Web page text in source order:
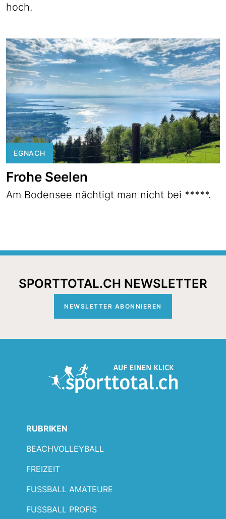
hoch.
EGNACH
Frohe Seelen
Am Bodensee nächtigt man nicht bei *****.
SPORTTOTAL.CH NEWSLETTER
NEWSLETTER ABONNIEREN
RUBRIKEN
BEACHVOLLEYBALL
FREIZEIT
FUSSBALL AMATEURE
FUSSBALL PROFIS